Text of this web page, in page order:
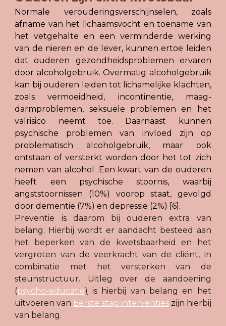
Normale verouderingsverschijnselen, zoals
afname van het lichaamsvocht en toename van
het vetgehalte en een verminderde werking
van de nieren en de lever, kunnen ertoe leiden
dat ouderen gezondheidsproblemen ervaren
door alcoholgebruik. Overmatig alcoholgebruik
kan bij ouderen leiden tot lichamelijke klachten,
zoals vermoeidheid, incontinentie, maag-
darmproblemen, seksuele problemen en het
valrisico neemt toe. Daarnaast kunnen
psychische problemen van invloed zijn op
problematisch alcoholgebruik, maar ook
ontstaan of versterkt worden door het tot zich
nemen van alcohol .Een kwart van de ouderen
heeft een psychische stoornis, waarbij
angststoornissen (10%) voorop staat, gevolgd
door dementie (7%) en depressie (2%) [6].
Preventie is daarom bij ouderen extra van
belang. Hierbij wordt er aandacht besteed aan
het beperken van de kwetsbaarheid en het
vergroten van de veerkracht van de cliënt, in
combinatie met het versterken van de
steunstructuur. Uitleg over de aandoening
(psycho-educatie) is hierbij van belang en het
uitvoeren van Eerste stap interventieszijn hierbij
van belang.